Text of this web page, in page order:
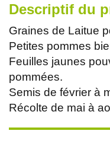
Descriptif du
Graines de Laitue
Petites pommes
Feuilles jaunes
pommées.
Semis de février à
Récolte de mai à